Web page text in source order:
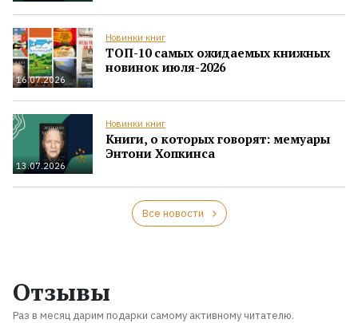
16.07.2026
Новинки книг
ТОП-10 самых ожидаемых книжных
новинок июля-2026
13.07.2026
Новинки книг
Книги, о которых говорят: мемуары
Энтони Хопкинса
Все новости
Отзывы
Раз в месяц дарим подарки самому активному читателю.